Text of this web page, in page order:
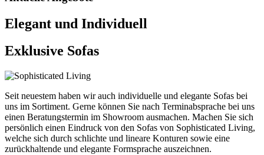
Elegant und Individuell
Exklusive Sofas
Seit neuestem haben wir auch individuelle und elegante Sofas bei
uns im Sortiment. Gerne können Sie nach Terminabsprache bei uns
einen Beratungstermin im Showroom ausmachen. Machen Sie sich
persönlich einen Eindruck von den Sofas von Sophisticated Living,
welche sich durch schlichte und lineare Konturen sowie eine
zurückhaltende und elegante Formsprache auszeichnen.